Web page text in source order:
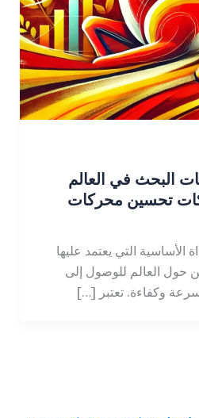
في العالم
تحسين محركات
التي يعتمد عليها
العالم للوصول إلى
وكفاءة. تعتبر […]